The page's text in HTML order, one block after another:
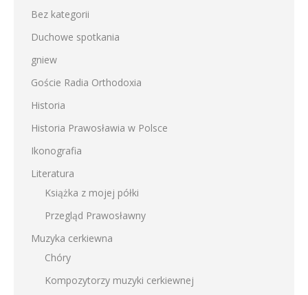
Bez kategorii
Duchowe spotkania
gniew
Goście Radia Orthodoxia
Historia
Historia Prawosławia w Polsce
Ikonografia
Literatura
Książka z mojej półki
Przegląd Prawosławny
Muzyka cerkiewna
Chóry
Kompozytorzy muzyki cerkiewnej